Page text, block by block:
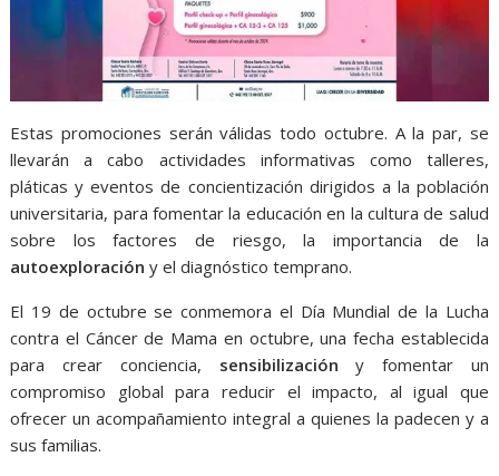
Estas promociones serán válidas todo octubre. A la par, se
llevarán a cabo actividades informativas como talleres,
pláticas y eventos de concientización dirigidos a la población
universitaria, para fomentar la educación en la cultura de salud
sobre los factores de riesgo, la importancia de la
autoexploración y el diagnóstico temprano.
El 19 de octubre se conmemora el Día Mundial de la Lucha
contra el Cáncer de Mama en octubre, una fecha establecida
para crear conciencia, sensibilización y fomentar un
compromiso global para reducir el impacto, al igual que
ofrecer un acompañamiento integral a quienes la padecen y a
sus familias.